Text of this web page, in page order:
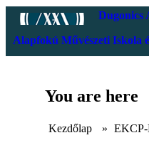
Dugonics
Alapfokú Művészeti Iskola
You are here
Kezdőlap » EKCP-